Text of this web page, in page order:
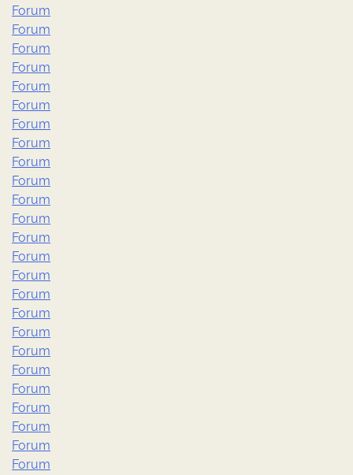
Forum
Forum
Forum
Forum
Forum
Forum
Forum
Forum
Forum
Forum
Forum
Forum
Forum
Forum
Forum
Forum
Forum
Forum
Forum
Forum
Forum
Forum
Forum
Forum
Forum